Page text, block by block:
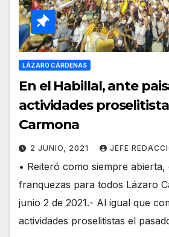
LÁZARO CÁRDENAS
En el Habillal, ante
actividades
Carmona
2 JUNIO, 2021 JEFE
• Reiteró como siempre
franquezas para todos Lázaro
junio 2 de 2021.- Al igual que
actividades proselitistas el